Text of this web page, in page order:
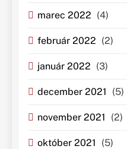
marec 2022 (4)
február 2022 (2)
január 2022 (3)
december 2021 (5)
november 2021 (2)
október 2021 (5)